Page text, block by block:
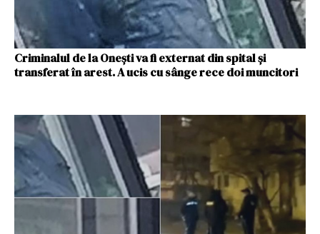
Criminalul de la Oneşti va fi externat din spital şi
transferat în arest. A ucis cu sânge rece doi muncitori